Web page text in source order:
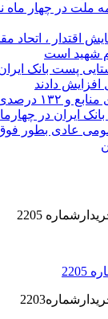
اقتدار ،
شهید است
پست بانک
افزایش ۷۰
ایران در
عادی بطور فوق